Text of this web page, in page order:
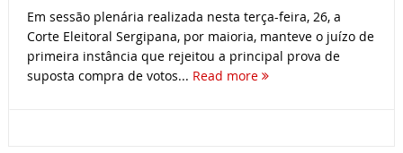
Em sessão plenária realizada nesta terça-feira, 26, a
Corte Eleitoral Sergipana, por maioria, manteve o juízo de
primeira instância que rejeitou a principal prova de
suposta compra de votos... Read more